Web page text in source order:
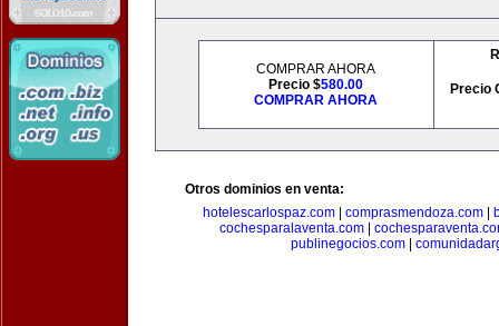
COMPRAR AHORA
Precio $580.00
COMPRAR AHORA
Precio
Otros dominios en venta:
hotelescarlospaz.com| comprasmendoza.com|
cochesparalaventa.com
publinegocios.com|